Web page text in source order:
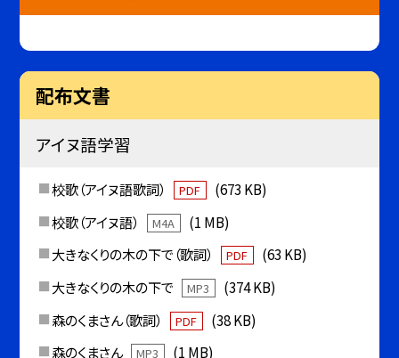
配布文書
アイヌ語学習
校歌（アイヌ語歌詞） PDF
(673 KB)
校歌（アイヌ語）
M4A
(1 MB)
大きなくりの木の下で（歌詞）
PDF
(63 KB)
大きなくりの木の下で
MP3
(374 KB)
森のくまさん（歌詞）
PDF
(38 KB)
森のくまさん
MP3
(1 MB)